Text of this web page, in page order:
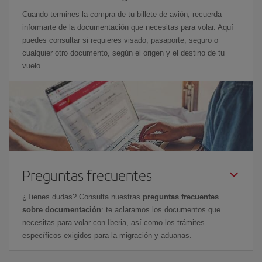
Cuando termines la compra de tu billete de avión, recuerda
informarte de la documentación que necesitas para volar. Aquí
puedes consultar si requieres visado, pasaporte, seguro o
cualquier otro documento, según el origen y el destino de tu
vuelo.
Preguntas frecuentes
¿Tienes dudas? Consulta nuestras preguntas frecuentes
sobre documentación: te aclaramos los documentos que
necesitas para volar con Iberia, así como los trámites
específicos exigidos para la migración y aduanas.